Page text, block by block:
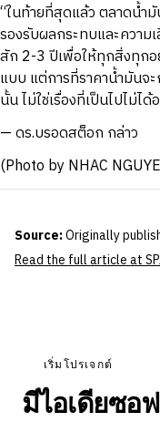
“ในท้ายที่สุดแล้ว ตลาดน้ำ
รองรับผลกระทบและความ
สัก 2-3 ปีเพื่อให้ทุกสิ่งทุก
แบบ แต่การที่ราคาน้ำมันจ
นั้น ไม่ใช่เรื่องที่เป็นไปไม่ไ
—ดร.บรอดสต็อก กล่าว
(Photo by NHAC
Source:Originally
Read the full article at
เริ่มโปรเจกต์
มีไอเดียซอ